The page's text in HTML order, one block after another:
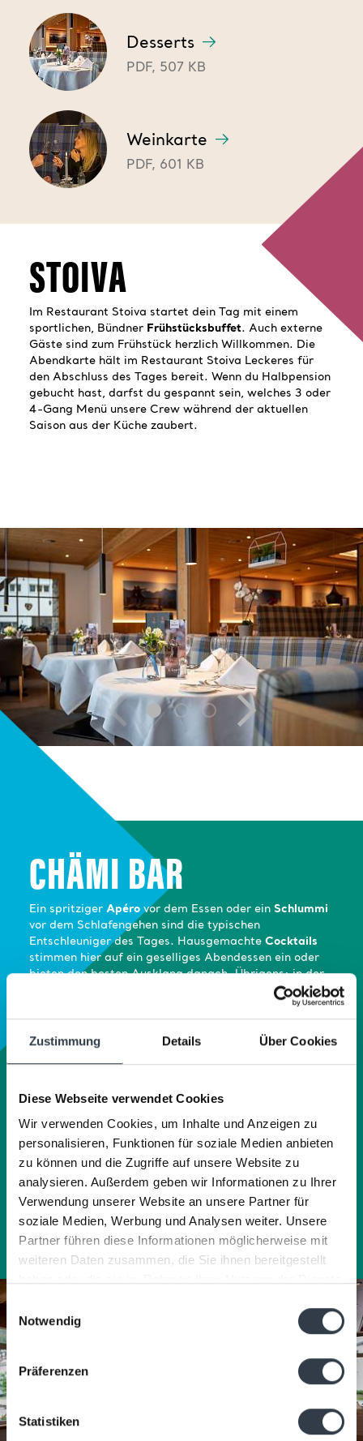
Zustimmung Details Über Cookies
Diese Webseite verwendet Cookies
Wir verwenden Cookies, um Inhalte und Anzeigen zu
personalisieren, Funktionen für soziale Medien anbieten
zu können und die Zugriffe auf unsere Website zu
analysieren. Außerdem geben wir Informationen zu Ihrer
Verwendung unserer Website an unsere Partner für
soziale Medien, Werbung und Analysen weiter. Unsere
Partner führen diese Informationen möglicherweise mit
weiteren Daten zusammen, die Sie ihnen bereitgestellt
Einwilligungsauswahl
Notwendig
Präferenzen
Statistiken
Desserts
PDF, 507 KB
Weinkarte
PDF, 601 KB
STOIVA
Im Restaurant Stoiva startet dein Tag mit einem
sportlichen, Bündner Frühstücksbuffet. Auch externe
Gäste sind zum Frühstück herzlich Willkommen. Die
Abendkarte hält im Restaurant Stoiva Leckeres für
den Abschluss des Tages bereit. Wenn du Halbpension
gebucht hast, darfst du gespannt sein, welches 3 oder
4-Gang Menü unsere Crew während der aktuellen
Saison aus der Küche zaubert.
CHÄMI BAR
Ein spritziger Apéro vor dem Essen oder ein Schlummi
vor dem Schlafengehen sind die typischen
Entschleuniger des Tages. Hausgemachte Cocktails
stimmen hier auf ein geselliges Abendessen ein oder
bieten den besten Ausklang danach. Übrigens: in der
Chämi Bar servieren wir auch unseren hausgemachten
und es finden immer wieder Live-
Konzerte statt.
BARKARTE
Täglich von 11.30 bis 22.30 Uhr geöffnet